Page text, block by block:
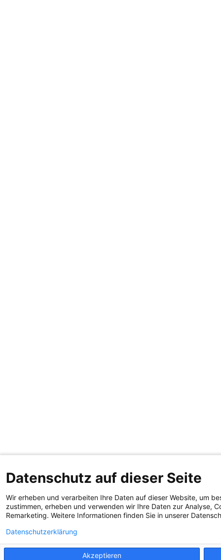
Datenschutz auf dieser Seite
Wir erheben und verarbeiten Ihre Daten auf dieser Website, um
zustimmen, erheben und verwenden wir Ihre Daten zur Analyse,
Remarketing. Weitere Informationen finden Sie in unserer
Datenschutzerklärung
Akzeptieren